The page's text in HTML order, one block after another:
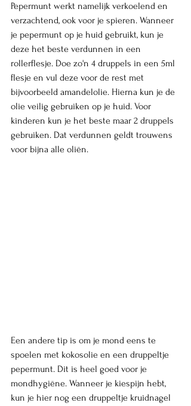
Pepermunt werkt namelijk verkoelend en
verzachtend, ook voor je spieren. Wanneer
je pepermunt op je huid gebruikt, kun je
deze het beste verdunnen in een
rollerflesje. Doe zo'n 4 druppels in een 5ml
flesje en vul deze voor de rest met
bijvoorbeeld amandelolie. Hierna kun je de
olie veilig gebruiken op je huid. Voor
kinderen kun je het beste maar 2 druppels
gebruiken. Dat verdunnen geldt trouwens
voor bijna alle oliën.
Een andere tip is om je mond eens te
spoelen met kokosolie en een druppeltje
pepermunt. Dit is heel goed voor je
mondhygiëne. Wanneer je kiespijn hebt,
kun je hier nog een druppeltje kruidnagel